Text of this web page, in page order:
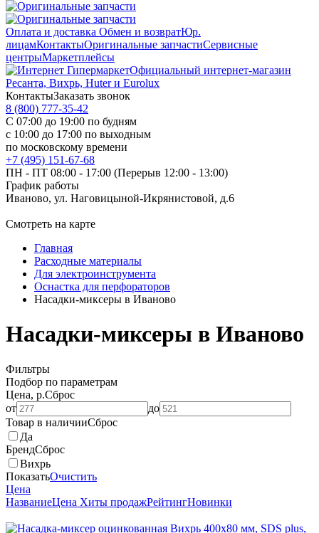
Оплата и доставка Обмен и возвратЮр.
лицамКонтактыОригинальные запчастиСервисные
центрыМаркетплейсы
Официальный интернет-магазин
Ресанта, Вихрь, Huter и Eurolux
КонтактыЗаказать звонок
8 (800) 777-35-42
С 07:00 до 19:00 по будням
с 10:00 до 17:00 по выходным
по московскому времени
+7 (495) 151-67-68
ПН - ПТ 08:00 - 17:00 (Перерыв 12:00 - 13:00)
График работы
Иваново, ул. Наговицыной-Икрянистовой, д.6
Смотреть на карте
Главная
Расходные материалы
Для электроинструмента
Оснастка для перфораторов
Насадки-миксеры в Иваново
Насадки-миксеры в Иваново
Фильтры
Подбор по параметрам
Цена, р.Сброс
от
до
Товар в наличииСброс
Да
БрендСброс
Вихрь
ПоказатьОчистить
Цена
НазваниеЦена Хиты продажРейтингНовинки